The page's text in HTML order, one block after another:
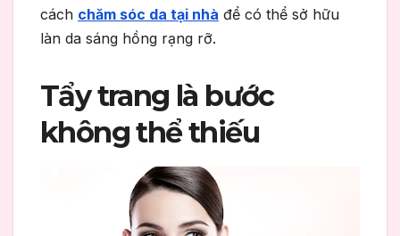
cách chăm sóc da tại nhà để có thể sở hữu
làn da sáng hồng rạng rỡ.
Tẩy trang là bước
không thể thiếu